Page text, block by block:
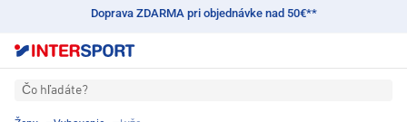
Doprava ZDARMA pri objednávke nad 50€**
Čo hľadáte?